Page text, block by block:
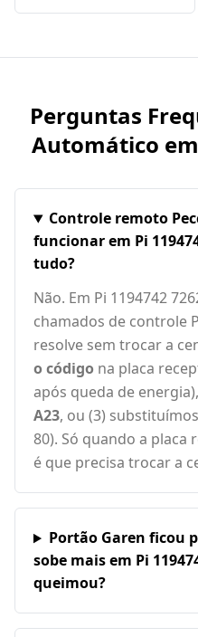
Perguntas
Automático em
Controle remoto
funcionar em Pi
tudo?
Não. Em Pi 1194742
chamados de controle
resolve sem trocar a
o código na placa
após queda de
A23, ou (3)
80). Só quando a placa
é que precisa trocar a
Portão Garen ficou
sobe mais em Pi
queimou?